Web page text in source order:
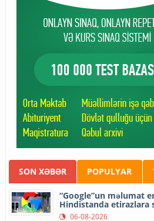
SON XƏBƏR POPULYAR
“Google”un məlumat
Hindistanda etirazlara
06-08-2026